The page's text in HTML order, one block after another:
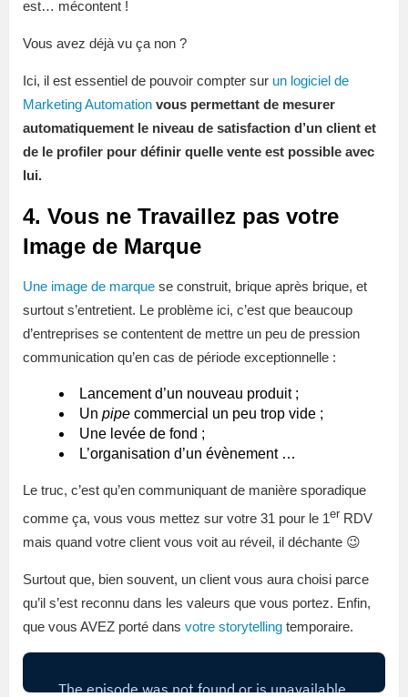
est… mécontent !
Vous avez déjà vu ça non ?
Ici, il est essentiel de pouvoir compter sur un logiciel de
Marketing Automation vous permettant de mesurer
automatiquement le niveau de satisfaction d’un client et
de le profiler pour définir quelle vente est possible avec
lui.
4. Vous ne Travaillez pas votre
Image de Marque
Une image de marque se construit, brique après brique, et
surtout s’entretient. Le problème ici, c’est que beaucoup
d’entreprises se contentent de mettre un peu de pression
communication qu’en cas de période exceptionnelle :
Lancement d’un nouveau produit ;
Un pipe commercial un peu trop vide ;
Une levée de fond ;
L’organisation d’un évènement …
Le truc, c’est qu’en communiquant de manière sporadique
comme ça, vous vous mettez sur votre 31 pour le 1er RDV
mais quand votre client vous voit au réveil, il déchante 😉
Surtout que, bien souvent, un client vous aura choisi parce
qu’il s’est reconnu dans les valeurs que vous portez. Enfin,
que vous AVEZ porté dans votre storytelling temporaire.